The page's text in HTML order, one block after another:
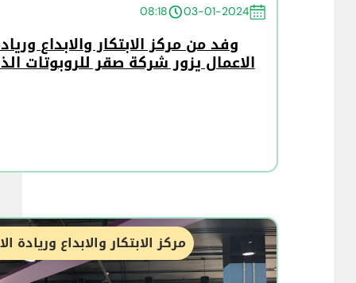
03-01-2024
08:18
وفد من مركز الابتكار والابداع
الاعمال يزور شركة صقر للروبوتات
مركز الابتكار والابداع وريادة